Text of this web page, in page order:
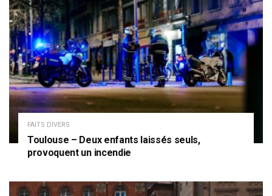
FAITS DIVERS
Toulouse – Deux enfants laissés seuls,
provoquent un incendie